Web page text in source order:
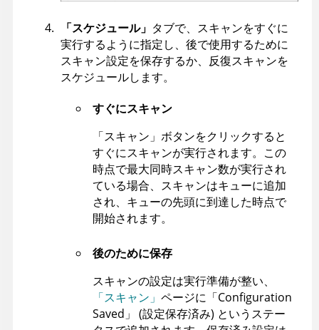
「スケジュール」 タブで、スキャンをすぐに
実行するように指定し、後で使用するために
スキャン設定を保存するか、反復スキャンを
スケジュールします。
すぐにスキャン
「スキャン」ボタンをクリックすると
すぐにスキャンが実行されます。この
時点で最大同時スキャン数が実行され
ている場合、スキャンはキューに追加
され、キューの先頭に到達した時点で
開始されます。
後のために保存
スキャンの設定は実行準備が整い、
「スキャン」 ページに「Configuration
Saved」 (設定保存済み) というステー